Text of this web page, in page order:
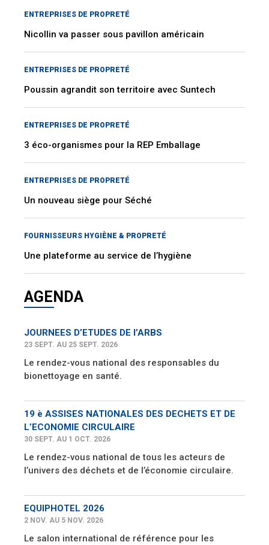
ENTREPRISES DE PROPRETÉ
Nicollin va passer sous pavillon américain
ENTREPRISES DE PROPRETÉ
Poussin agrandit son territoire avec Suntech
ENTREPRISES DE PROPRETÉ
3 éco-organismes pour la REP Emballage
ENTREPRISES DE PROPRETÉ
Un nouveau siège pour Séché
FOURNISSEURS HYGIÈNE & PROPRETÉ
Une plateforme au service de l’hygiène
AGENDA
JOURNEES D’ETUDES DE l’ARBS
23 SEPT. AU 25 SEPT. 2026
Le rendez-vous national des responsables du
bionettoyage en santé.
19 è ASSISES NATIONALES DES DECHETS ET DE
L’ECONOMIE CIRCULAIRE
30 SEPT. AU 1 OCT. 2026
Le rendez-vous national de tous les acteurs de
l’univers des déchets et de l’économie circulaire.
EQUIPHOTEL 2026
2 NOV. AU 5 NOV. 2026
Le salon international de référence pour les